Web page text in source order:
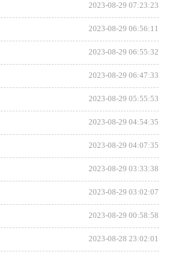
2023-08-29 07:23:23
2023-08-29 06:56:11
2023-08-29 06:55:32
2023-08-29 06:47:33
2023-08-29 05:55:53
2023-08-29 04:54:35
2023-08-29 04:07:35
2023-08-29 03:33:38
2023-08-29 03:02:07
2023-08-29 00:58:58
2023-08-28 23:02:01